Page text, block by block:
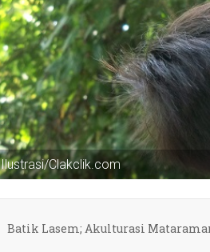
Ilustrasi/Clakclik.com
Batik Lasem; Akulturasi